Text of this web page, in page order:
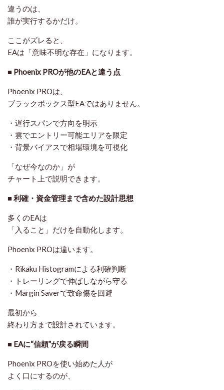
違うのは、
誰が実行するかだけ。
ここがズレると、
EAは「意味不明な存在」になります。
■ Phoenix PROが他のEAと違う点
Phoenix PROは、
ブラックボックス型EAではありません。
・遅行スパンで方向を明示
・雲でエントリー可能エリアを限定
・背景バイアスで相場環境を可視化
「なぜ今なのか」が
チャート上で説明できます。
■ 利確・資金管理まで含めた設計思想
多くのEAは
「入ること」だけを自動化します。
Phoenix PROは違います。
・Rikaku Histogramによる利確判断
・トレーリングで伸ばしながら守る
・Margin Saverで致命傷を回避
最初から
終わり方まで設計されています。
■ EAに“信頼”が戻る瞬間
Phoenix PROを使い始めた人が
よく口にするのが、